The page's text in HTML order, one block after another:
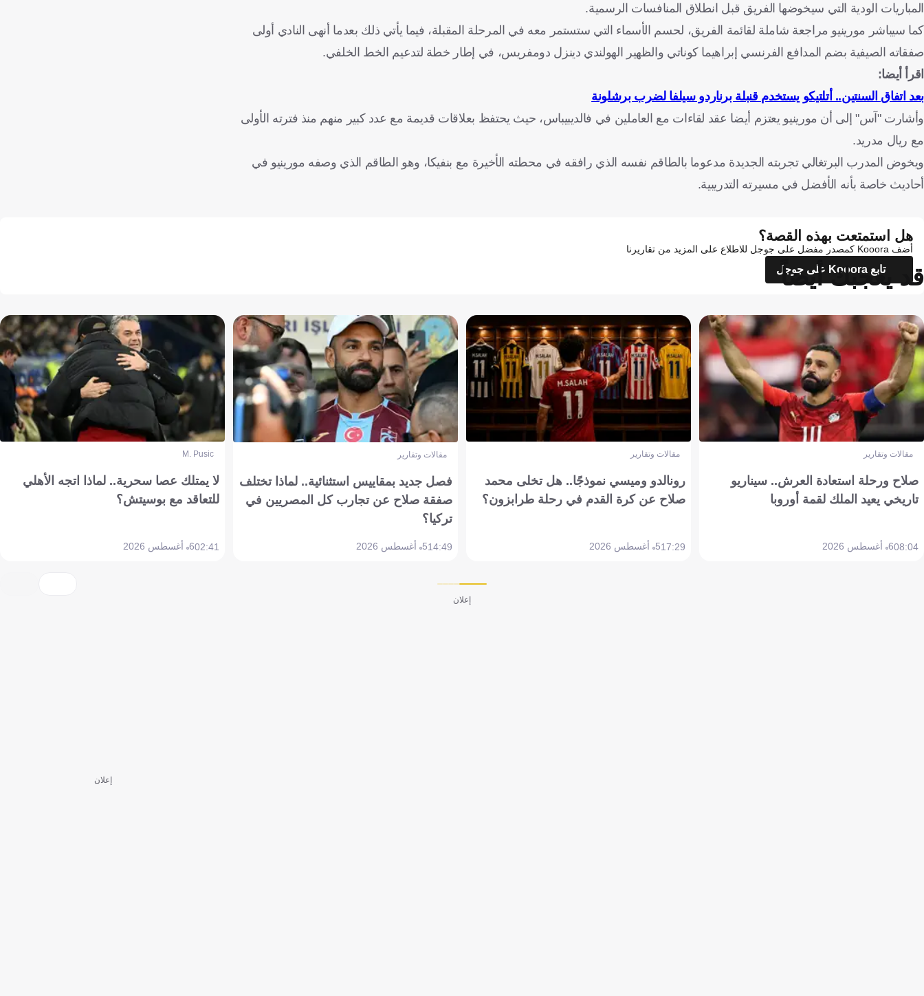
المباريات الودية التي سيخوضها الفريق قبل انطلاق المنافسات الرسمية.
كما سيباشر مورينيو مراجعة شاملة لقائمة الفريق، لحسم الأسماء التي ستستمر معه في المرحلة المقبلة، فيما يأتي ذلك بعدما أنهى النادي أولى
صفقاته الصيفية بضم المدافع الفرنسي إبراهيما كوناتي والظهير الهولندي دينزل دومفريس، في إطار خطة لتدعيم الخط الخلفي.
اقرأ أيضا:
بعد اتفاق السنتين.. أتلتيكو يستخدم قنبلة برناردو سيلفا لضرب برشلونة
وأشارت "آس" إلى أن مورينيو يعتزم أيضا عقد لقاءات مع العاملين في فالديبيباس، حيث يحتفظ بعلاقات قديمة مع عدد كبير منهم منذ فترته الأولى
مع ريال مدريد.
ويخوض المدرب البرتغالي تجربته الجديدة مدعوما بالطاقم نفسه الذي رافقه في محطته الأخيرة مع بنفيكا، وهو الطاقم الذي وصفه مورينيو في
أحاديث خاصة بأنه الأفضل في مسيرته التدريبية.
هل استمتعت بهذه القصة؟
أضف Kooora كمصدر مفضل على جوجل للاطلاع على المزيد من تقاريرنا
تابع Kooora على جوجل
قد يعجبك أيضاً
مقالات وتقارير
صلاح ورحلة استعادة العرش.. سيناريو
تاريخي يعيد الملك لقمة أوروبا
08:046 أغسطس 2026
مقالات وتقارير
رونالدو وميسي نموذجًا.. هل تخلى محمد
صلاح عن كرة القدم في رحلة طرابزون؟
17:295 أغسطس 2026
مقالات وتقارير
فصل جديد بمقاييس استثنائية.. لماذا تختلف
صفقة صلاح عن تجارب كل المصريين في
تركيا؟
14:495 أغسطس 2026
M. Pusic
لا يمتلك عصا سحرية.. لماذا اتجه الأهلي
للتعاقد مع بوسيتش؟
02:416 أغسطس 2026
إعلان
إعلان